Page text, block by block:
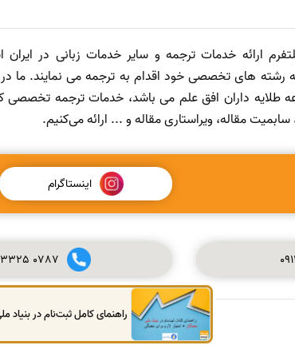
ارائه خدمات ترجمه و سایر خدمات زبانی در
رشته های تخصصی خود اقدام به ترجمه می نمایند. ما
طلایه داران افق علم می باشد، خدمات ترجمه تخصصی
مقاله، ویراستاری مقاله و ... ارائه می‌کنیم.
اینستاگرام
3325 0787
© کلیه حقوق این سایت محفوظ و متعلق
راهنمای کامل ثبت‌نام در بنیاد